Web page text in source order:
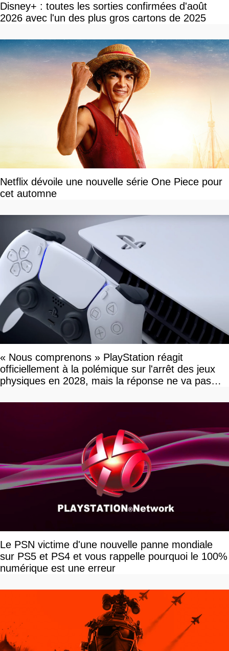
Disney+ : toutes les sorties confirmées d'août
2026 avec l'un des plus gros cartons de 2025
Netflix dévoile une nouvelle série One Piece pour
cet automne
« Nous comprenons » PlayStation réagit
officiellement à la polémique sur l'arrêt des jeux
physiques en 2028, mais la réponse ne va pas
Le PSN victime d'une nouvelle panne mondiale
sur PS5 et PS4 et vous rappelle pourquoi le 100%
numérique est une erreur